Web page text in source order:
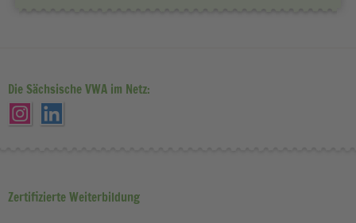
Die Sächsische VWA im Netz:
Zertifizierte Weiterbildung